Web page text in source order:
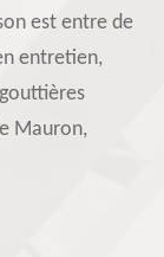
est entre de
entretien,
Mauron,